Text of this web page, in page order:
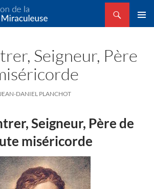
Miraculeuse
Seigneur, Père
DANIEL PLANCHOT
Seigneur, Père de
miséricorde